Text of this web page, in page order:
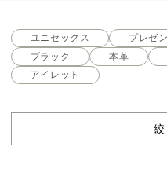
ユニセックス プレゼ
ブラック
本革
アイレット
絞